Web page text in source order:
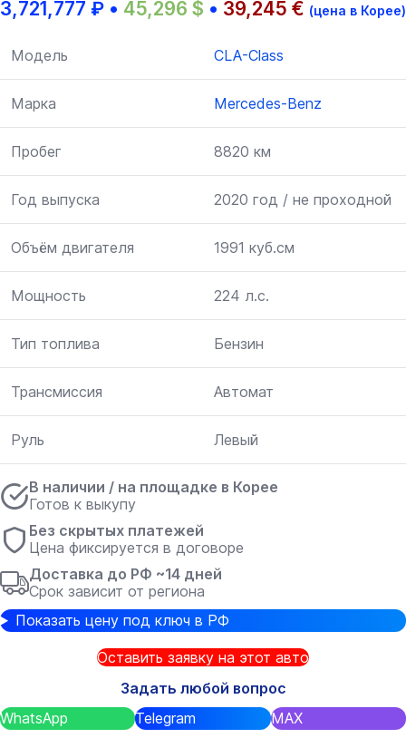
3,721,777 ₽ • 45,296 $ • 39,245 € (цена в Корее)
Модель CLA-Class
Марка Mercedes-Benz
Пробег 8820 км
Год выпуска 2020 год / не проходной
Объём двигателя 1991 куб.см
Мощность 224 л.с.
Тип топлива Бензин
Трансмиссия Автомат
Руль Левый
В наличии / на площадке в Корее
Готов к выкупу
Без скрытых платежей
Цена фиксируется в договоре
Доставка до РФ ~14 дней
Срок зависит от региона
Показать цену под ключ в РФ
Оставить заявку на этот авто
Задать любой вопрос
WhatsApp
Telegram MAX